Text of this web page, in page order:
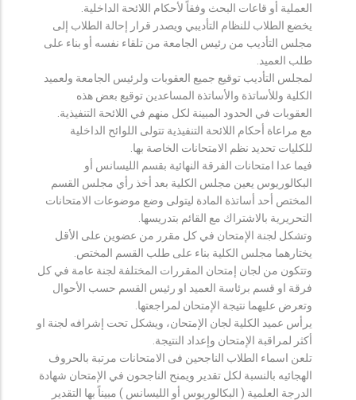
العملية أو قاعات البحث وفقاً لأحكام اللائحة الداخلية.
يخضع الطلاب للنظام التأديبي ويصدر قرار إحالة الطلاب إلى
مجلس التأديب من رئيس الجامعة من تلقاء نفسه أو بناء على
طلب العميد.
لمجلس التأديب توقيع جميع العقوبات ولرئيس الجامعة ولعميد
الكلية وللأساتذة والأساتذة المساعدين توقيع بعض هذه
العقوبات في الحدود المبينة لكل منهم في اللائحة التنفيذية.
مع مراعاة أحكام اللائحة التنفيذية تتولى اللوائح الداخلية
للكليات تحديد نظم الامتحانات الخاصة بها.
فيما عدا امتحانات الفرقة النهائية بقسم الليسانس أو
البكالوريوس يعين مجلس الكلية بعد أخذ رأي مجلس القسم
المختص أحد أساتذة المادة ليتولى وضع موضوعات الامتحانات
التحريرية بالاشتراك مع القائم بتدريسها.
وتشكل لجنة الإمتحان في كل مقرر من عضوين على الأقل
يختارهما مجلس الكلية بناء على طلب القسم المختص.
وتتكون من لجان إمتحان المقررات المختلفة لجنة عامة في كل
فرقة او قسم برئاسة العميد او رئيس القسم حسب الأحوال
وتعرض عليهما نتيجة الإمتحان لمراجعتها.
يرأس عميد الكلية لجان الإمتحان، ويشكل تحت إشرافه لجنة او
أكثر لمراقبة الإمتحان وإعداد النتيجة.
تلعن اسماء الطلاب الناجحين فى الامتحانات مرتبة بالحروف
الهجائيه بالنسبة لكل تقدير ويمنح الناجحون في الإمتحان شهادة
الدرجة العلمية ( البكالوريوس أو الليسانس ) مبيناً بها التقدير